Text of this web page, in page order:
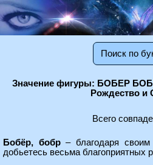
Поиск по
Значение фигуры: БОБЕР
Рождество и
Всего
Бобёр, бобр– благодаря своим
добьетесь весьма благоприятных